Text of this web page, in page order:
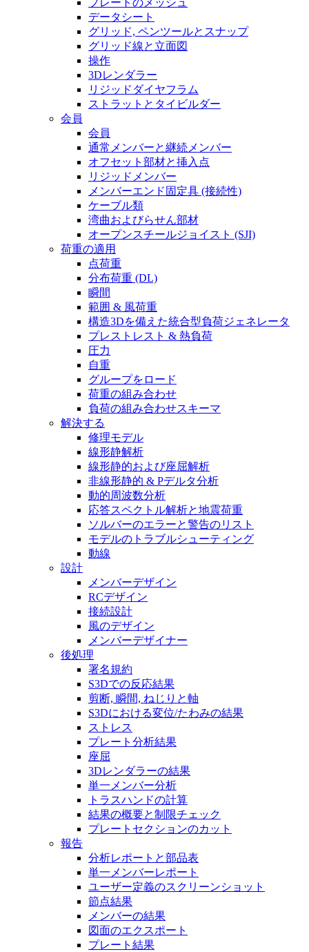
プレートのメッシュ
データシート
グリッド, ペンツールとスナップ
グリッド線と立面図
操作
3Dレンダラー
リジッドダイヤフラム
ストラットとタイビルダー
会員
会員
通常メンバーと継続メンバー
オフセット部材と挿入点
リジッドメンバー
メンバーエンド固定具 (接続性)
ケーブル類
湾曲およびらせん部材
オープンスチールジョイスト (SJI)
荷重の適用
点荷重
分布荷重 (DL)
瞬間
範囲 & 風荷重
構造3Dを備えた統合型負荷ジェネレータ
プレストレスト & 熱負荷
圧力
自重
グループをロード
荷重の組み合わせ
負荷の組み合わせスキーマ
解決する
修理モデル
線形静解析
線形静的および座屈解析
非線形静的 & Pデルタ分析
動的周波数分析
応答スペクトル解析と地震荷重
ソルバーのエラーと警告のリスト
モデルのトラブルシューティング
動線
設計
メンバーデザイン
RCデザイン
接続設計
風のデザイン
メンバーデザイナー
後処理
署名規約
S3Dでの反応結果
剪断, 瞬間, ねじりと軸
S3Dにおける変位/たわみの結果
ストレス
プレート分析結果
座屈
3Dレンダラーの結果
単一メンバー分析
トラスハンドの計算
結果の概要と制限チェック
プレートセクションのカット
報告
分析レポートと部品表
単一メンバーレポート
ユーザー定義のスクリーンショット
節点結果
メンバーの結果
図面のエクスポート
プレート結果